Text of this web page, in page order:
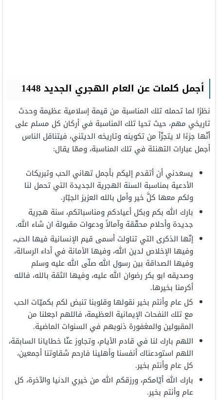
أجمل كلمات عن العام الهجري الجديد 1448
نظرًا لما تحمله تلك المناسبة من قيمة إسلامية عظيمة وحدث
تاريخي مهم، حيث تحيا تلك المناسبة في أركان كل مسلم على
أنّها جزءًا لا يتجزّأ من تكوينه وتاريخه الديتني، فيتناقل الناس
أجمل عبارات التهنئة في تلك المناسبة، وممّا يقال:
يسعدني أن أتقدم إليكم بأجمل تهاني الحب وتبريكات
الأدعية بمناسبة السنة الهجرية الجديدة التي تحمل لنا
ولكم معها كلَّ خير وأمل بالله العزيز الجبّار.
بارك الله بكم وبكل أعيادكم ومناسباتكم، سنة هجرية
جديدة وأحلام محقّقة وآمالاً ودعوات مقبولة ان شاء الله.
إنّها الذكرى التي تناولت أسمى قيم الإنسانية فيها الحب،
وفيها الإخلاص لدين الله، وفيها الأمانة في أداء الرسالة،
وفيها الصداقة بين رسول الله صلّى الله عليه وسلم
وصديقه ابو بكر رضوان الله عليه، وفيها الثقة بالله، فالله
أكرمنا بخيرها.
كل عام وأنتم بخير نقولها وقلوبنا تنبض لكم بكميّات الحب
مع تلك النفحات الإيمانية العظيمة، فاللهم اجعلنا من
المقبولين والمغفورة ذنوبهم في السنوات الماضية.
اللهم بارك لنا في قادم الأيام، وتجاوز عنّا خطايانا السابقة،
اللهم استودعناك أنفسنا وأهلينا فارحم شقاوتنا أجمعين،
كل عام وأنتم بخير.
بارك الله أيّامكم، ورزقكم الله من خيري الدنيا والآخرة، كل
عام وأنتم بخير.